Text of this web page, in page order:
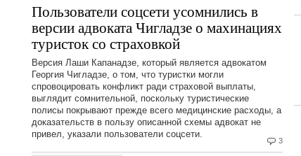
3
Пользователи соцсети усомнились в
версии адвоката Чигладзе о махинациях
туристок со страховкой
Версия Лаши Капанадзе, который является адвокатом
Георгия Чигладзе, о том, что туристки могли
спровоцировать конфликт ради страховой выплаты,
выглядит сомнительной, поскольку туристические
полисы покрывают прежде всего медицинские расходы, а
доказательств в пользу описанной схемы адвокат не
привел, указали пользователи соцсети.